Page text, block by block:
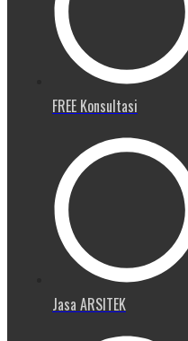
FREE Konsultasi
Jasa ARSITEK